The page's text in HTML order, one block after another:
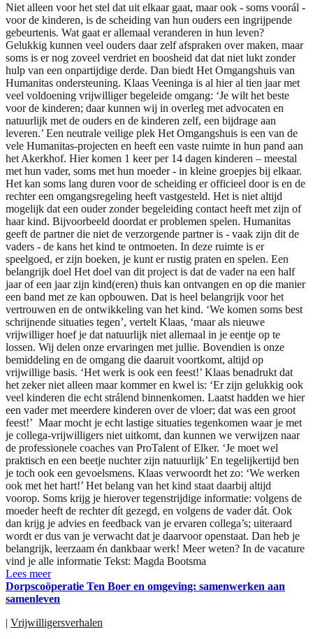
Niet alleen voor het stel dat uit elkaar gaat, maar ook - soms voorál -
voor de kinderen, is de scheiding van hun ouders een ingrijpende
gebeurtenis. Wat gaat er allemaal veranderen in hun leven?
Gelukkig kunnen veel ouders daar zelf afspraken over maken, maar
soms is er nog zoveel verdriet en boosheid dat dat niet lukt zonder
hulp van een onpartijdige derde. Dan biedt Het Omgangshuis van
Humanitas ondersteuning. Klaas Veeninga is al hier al tien jaar met
veel voldoening vrijwilliger begeleide omgang: ‘Je wilt het beste
voor de kinderen; daar kunnen wij in overleg met advocaten en
natuurlijk met de ouders en de kinderen zelf, een bijdrage aan
leveren.’ Een neutrale veilige plek Het Omgangshuis is een van de
vele Humanitas-projecten en heeft een vaste ruimte in hun pand aan
het Akerkhof. Hier komen 1 keer per 14 dagen kinderen – meestal
met hun vader, soms met hun moeder - in kleine groepjes bij elkaar.
Het kan soms lang duren voor de scheiding er officieel door is en de
rechter een omgangsregeling heeft vastgesteld. Het is niet altijd
mogelijk dat een ouder zonder begeleiding contact heeft met zijn of
haar kind. Bijvoorbeeld doordat er problemen spelen. Humanitas
geeft de partner die niet de verzorgende partner is - vaak zijn dit de
vaders - de kans het kind te ontmoeten. In deze ruimte is er
speelgoed, er zijn boeken, je kunt er rustig praten en spelen. Een
belangrijk doel Het doel van dit project is dat de vader na een half
jaar of een jaar zijn kind(eren) thuis kan ontvangen en op die manier
een band met ze kan opbouwen. Dat is heel belangrijk voor het
vertrouwen en de ontwikkeling van het kind. ‘We komen soms best
schrijnende situaties tegen’, vertelt Klaas, ‘maar als nieuwe
vrijwilliger hoef je dat natuurlijk niet allemaal in je eentje op te
lossen. Wij delen onze ervaringen met jullie. Bovendien is onze
bemiddeling en de omgang die daaruit voortkomt, altijd op
vrijwillige basis. ‘Het werk is ook een feest!’ Klaas benadrukt dat
het zeker niet alleen maar kommer en kwel is: ‘Er zijn gelukkig ook
veel kinderen die echt strálend binnenkomen. Laatst hadden we hier
een vader met meerdere kinderen over de vloer; dat was een groot
feest!’ Maar mocht je echt lastige situaties tegenkomen waar je met
je collega-vrijwilligers niet uitkomt, dan kunnen we verwijzen naar
de professionele coaches van ProTalent of Elker. ‘Je moet wel
praktisch en een beetje nuchter zijn natuurlijk’ En tegelijkertijd ben
je toch ook een gevoelsmens. Klaas verwoordt het zo: ‘We werken
ook met het hart!’ Het belang van het kind staat daarbij altijd
voorop. Soms krijg je hierover tegenstrijdige informatie: volgens de
moeder heeft de rechter dít gezegd, en volgens de vader dát. Ook
dan krijg je advies en feedback van je ervaren collega’s; uiteraard
wordt er dus van je verwacht dat je daarvoor openstaat. Dan heb je
belangrijk, leerzaam én dankbaar werk! Meer weten? In de vacature
vind je alle informatie Tekst: Magda Bootsma
Lees meer
Dorpscoöperatie Ten Boer en omgeving: samenwerken aan
samenleven
| Vrijwilligersverhalen